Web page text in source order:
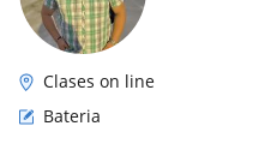
Clases on line
Bateria